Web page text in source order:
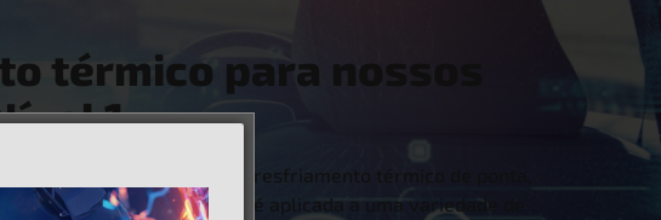
térmico para nossos
1
de soluções de resfriamento térmico de ponta,
dinâmico. Esta expertise é aplicada a uma variedade de